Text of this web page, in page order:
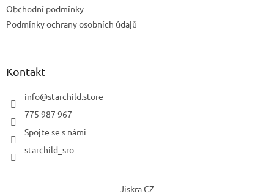
Obchodní podmínky
Podmínky ochrany osobních údajů
Kontakt
info@starchild.store
775 987 967
Spojte se s námi
starchild_sro
Jiskra CZ